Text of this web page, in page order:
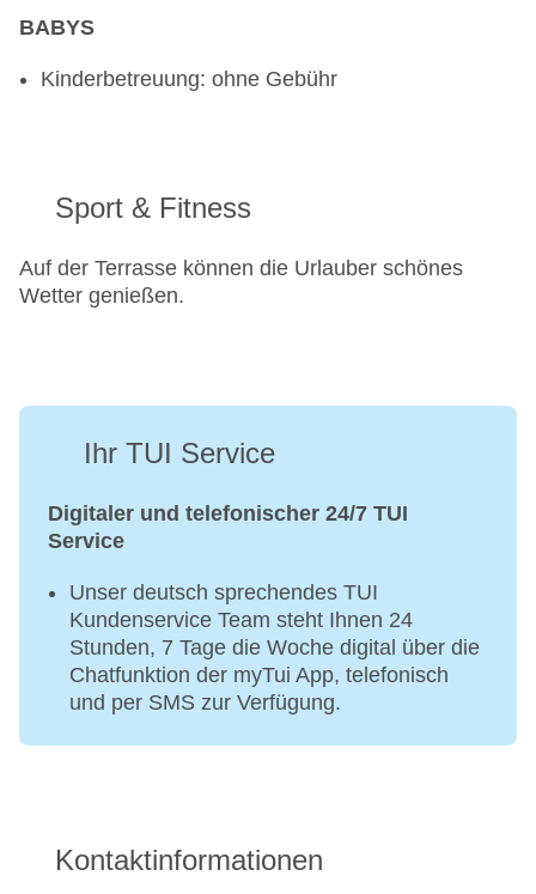
BABYS
Kinderbetreuung: ohne Gebühr
Sport & Fitness
Auf der Terrasse können die Urlauber schönes
Wetter genießen.
Ihr TUI Service
Digitaler und telefonischer 24/7 TUI
Service
Unser deutsch sprechendes TUI
Kundenservice Team steht Ihnen 24
Stunden, 7 Tage die Woche digital über die
Chatfunktion der myTui App, telefonisch
und per SMS zur Verfügung.
Kontaktinformationen